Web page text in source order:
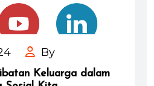
By
Keluarga dalam